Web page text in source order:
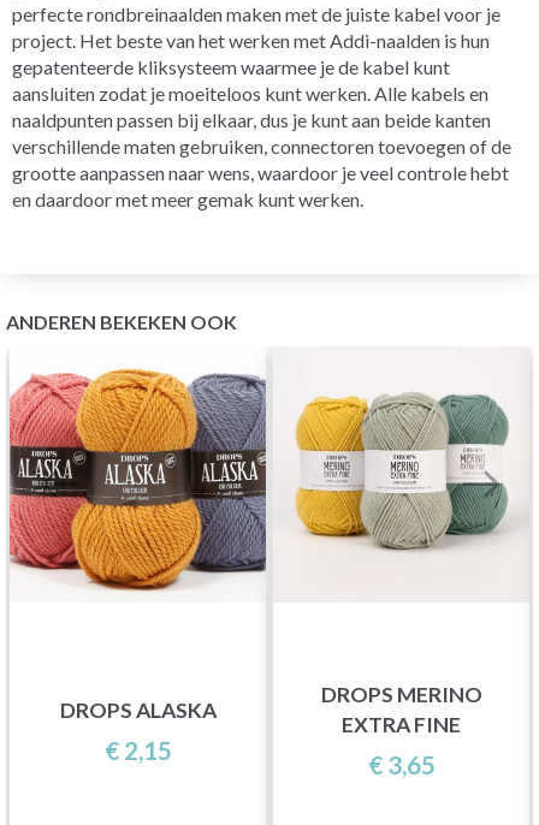
perfecte rondbreinaalden maken met de juiste kabel voor je
project. Het beste van het werken met Addi-naalden is hun
gepatenteerde kliksysteem waarmee je de kabel kunt
aansluiten zodat je moeiteloos kunt werken. Alle kabels en
naaldpunten passen bij elkaar, dus je kunt aan beide kanten
verschillende maten gebruiken, connectoren toevoegen of de
grootte aanpassen naar wens, waardoor je veel controle hebt
en daardoor met meer gemak kunt werken.
ANDEREN BEKEKEN OOK
DROPS ALASKA
€ 2,15
DROPS MERINO
EXTRA FINE
€ 3,65